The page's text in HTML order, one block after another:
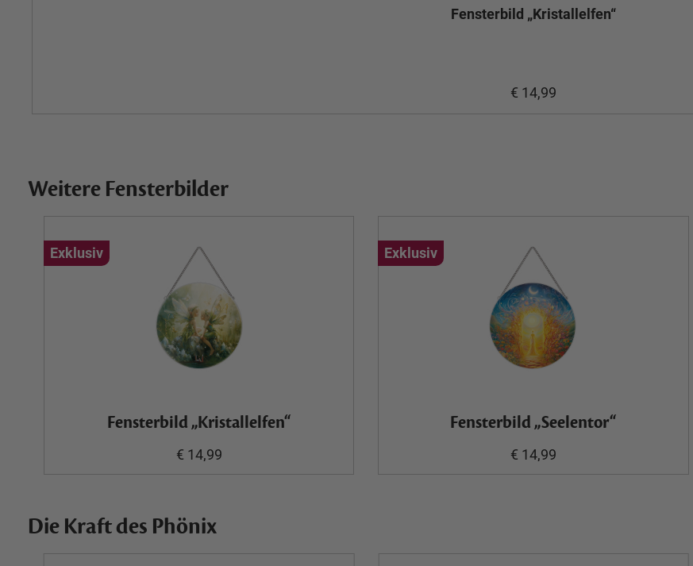
Fensterbild „Kristallelfen“
€ 14,99
Weitere Fensterbilder
Exklusiv
Fensterbild „Kristallelfen“
€ 14,99
Exklusiv
Fensterbild „Seelentor“
€ 14,99
Die Kraft des Phönix